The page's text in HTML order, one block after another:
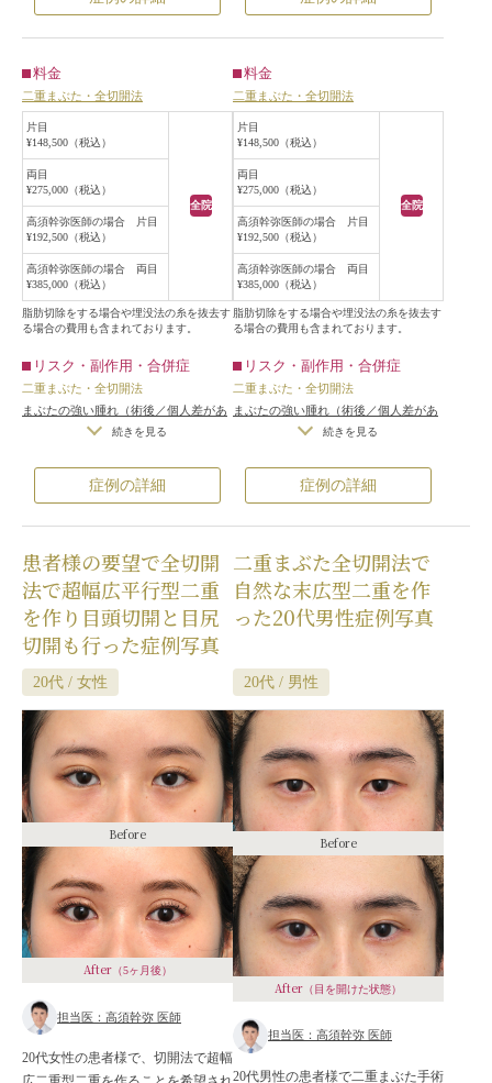
望されていたため、二重まぶた全切
開法を行うことになりました。
なるように蒙古襞を乗り越えるデザ
インで、元の末広型二重よりもやや
広めの位置で全切開しました。
術後は平行型の二重になり、華やか
な印象になりました。
料金
二重まぶた・全切開法
片目
¥148,500（税込）
全院
両目
¥275,000（税込）
高須幹弥医師の場合 片目
¥192,500（税込）
高須幹弥医師の場合 両目
¥385,000（税込）
脂肪切除をする場合や埋没法の糸を抜去す
る場合の費用も含まれております。
リスク・副作用・合併症
二重まぶた・全切開法
まぶたの強い腫れ（術後／個人差があ
内出血（術後）/
不自然な二重（無理に二重の幅を広
/仕上がりのわずかな左右
ないことがある/二重のラインの癒着
手術後の血腫
続きを見る
症例の詳細
患者様は埋没法ではなく切開法を希
望されていたため、二重まぶた全切
手術は局所麻酔下に行い、目を閉じ
た状態で約6.5mmの位置で全切開
し、自然な幅の二重のラインになる
ようにしました。
蒙古襞が張っていたため、自然な幅
のラインで二重を作ると必然的に目
頭側の二重のラインが蒙古襞の中に
入り、末広型の二重になることにな
ります。
術後は自然な末広型の二重になり爽
やかな印象になりました。
料金
二重まぶた・全切開法
片目
¥148,500（税込）
全院
両目
¥275,000（税込）
高須幹弥医師の場合 片目
¥192,500（税込）
高須幹弥医師の場合 両目
¥385,000（税込）
脂肪切除をする場合や埋没法の糸を抜去す
る場合の費用も含まれております。
リスク・副作用・合併症
二重まぶた・全切開法
まぶたの強い腫れ（術後／個人差があ
内出血（術後）/
不自然な二重（無理に二重の幅を広
/仕上がりのわずかな左右
ないことがある/
二重のラインの癒着
手術後の血腫
続きを見る
症例の詳細
患者様の要望で全切開
法で超幅広平行型二重
を作り目頭切開と目尻
切開も行った症例写真
20代 / 女性
Before
After（5ヶ月後）
担当医：高須幹弥 医師
20代女性の患者様で、切開法で超幅
二重まぶた全切開法で
自然な末広型二重を作
った20代男性症例写真
20代 / 男性
Before
After （目を開けた状態）
担当医：高須幹弥 医師
20代男性の患者様で二重まぶた手術